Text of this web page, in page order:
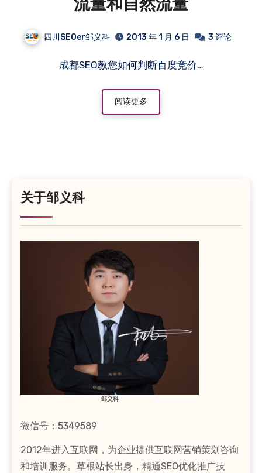
流量和自然流量
四川SEOer邹义科 2013 年 1 月 6 日 3 评论
成都SEO教您如何判断百度竞价…
阅读更多
关于邹义科
邹义科
微信号：5349589
2012年进入互联网，为企业提供互联网营销策划咨询
和培训服务。草根站长出身，精通SEO优化推广技